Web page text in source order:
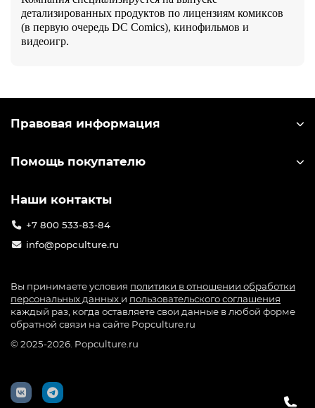
детализированных продуктов по лицензиям комиксов
(в первую очередь DC Comics), кинофильмов и
видеоигр.
Правовая информация
Помощь покупателю
Наши контакты
+7 800 533-83-84
info@popculture.ru
Вы принимаете условия политики в отношении обработки
персональных данных и пользовательского соглашения
каждый раз, когда оставляете свои данные в любой форме
обратной связи на сайте Popculture.ru
© 2025-2026. Popculture.ru